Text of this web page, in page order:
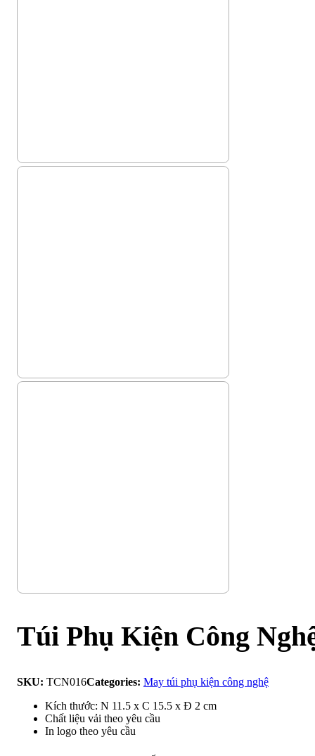
Túi Phụ Kiện Công
SKU: TCN016Categories: May túi phụ kiện công nghệ
Kích thước: N 11.5 x C 15.5 x Đ 2 cm
Chất liệu vải theo yêu cầu
In logo theo yêu cầu